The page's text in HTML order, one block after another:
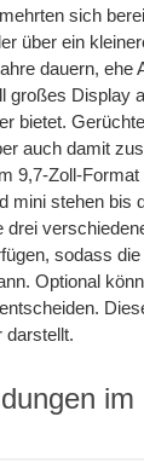
sich
über ein
dauern, ehe
großes Display
bietet.
auch damit
9,7-Zoll-
mini stehen bis
sodass
Optional
darstellt.
im